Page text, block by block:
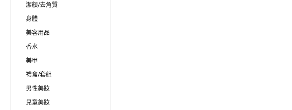
潔顏/去角質
身體
美容用品
香水
美甲
禮盒/套組
男性美妝
兒童美妝